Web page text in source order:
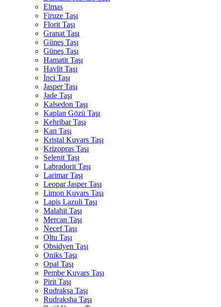
Elmas
Firuze Taşı
Florit Taşı
Granat Taşı
Güneş Taşı
Güneş Taşı
Hamatit Taşı
Havlit Taşı
İnci Taşı
Jasper Taşı
Jade Taşı
Kalsedon Taşı
Kaplan Gözü Taşı
Kehribar Taşı
Kan Taşı
Kristal Kuvars Taşı
Krizopras Taşı
Selenit Taşı
Labradorit Taşı
Larimar Taşı
Leopar Jasper Taşı
Limon Kuvars Taşı
Lapis Lazuli Taşı
Malahit Taşı
Mercan Taşı
Necef Taşı
Oltu Taşı
Obsidyen Taşı
Oniks Taşı
Opal Taşı
Pembe Kuvars Taşı
Pirit Taşı
Rudrakşa Taşı
Rudraksha Taşı